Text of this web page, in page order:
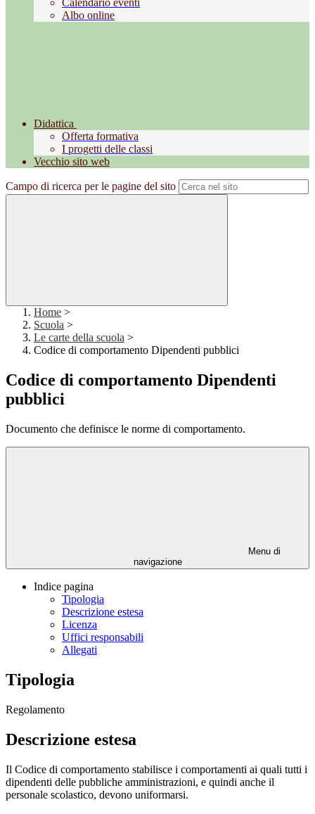
Calendario eventi
Albo online
Didattica
Offerta formativa
I progetti delle classi
Vecchio sito web
Campo di ricerca per le pagine del sito
Home >
Scuola >
Le carte della scuola >
Codice di comportamento Dipendenti pubblici
Codice di comportamento Dipendenti
pubblici
Documento che definisce le norme di comportamento.
Menu di
navigazione
Indice pagina
Tipologia
Descrizione estesa
Licenza
Uffici responsabili
Allegati
Tipologia
Regolamento
Descrizione estesa
Il Codice di comportamento stabilisce i comportamenti ai quali tutti i
dipendenti delle pubbliche amministrazioni, e quindi anche il
personale scolastico, devono uniformarsi.